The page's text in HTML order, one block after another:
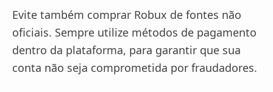
Evite também comprar Robux de fontes não
oficiais. Sempre utilize métodos de pagamento
dentro da plataforma, para garantir que sua
conta não seja comprometida por fraudadores.